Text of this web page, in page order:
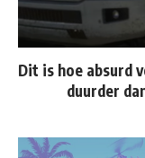
Dit is hoe absurd
duurder